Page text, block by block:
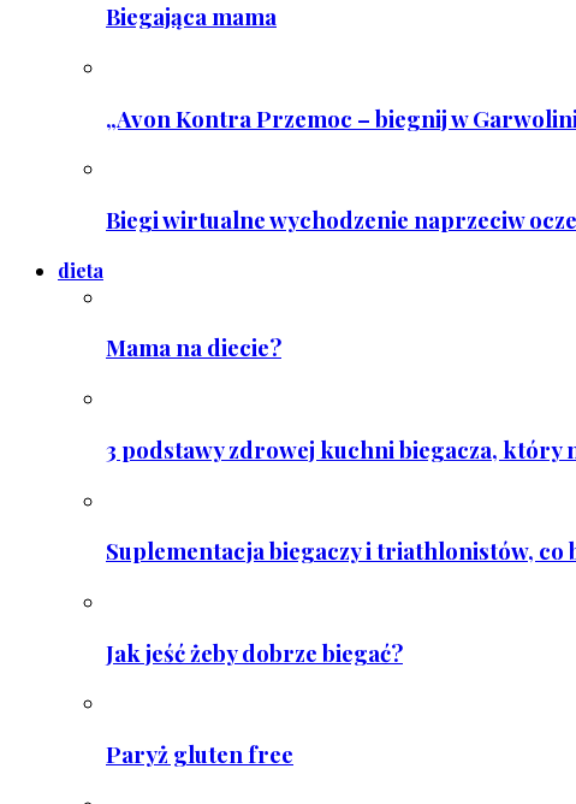
Biegająca mama
„Avon Kontra Przemoc – biegnij w
Biegi wirtualne wychodzenie naprzeciw
dieta
Mama na diecie?
3 podstawy zdrowej kuchni biegacza, który
Suplementacja biegaczy i triathlonistów, co
Jak jeść żeby dobrze biegać?
Paryż gluten free